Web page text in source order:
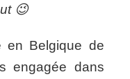
😉
en Belgique de
engagée dans